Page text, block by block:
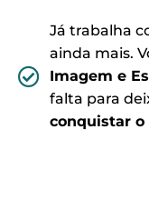
Já trabalha
ainda mais.
Imagem e
falta para
conquistar o